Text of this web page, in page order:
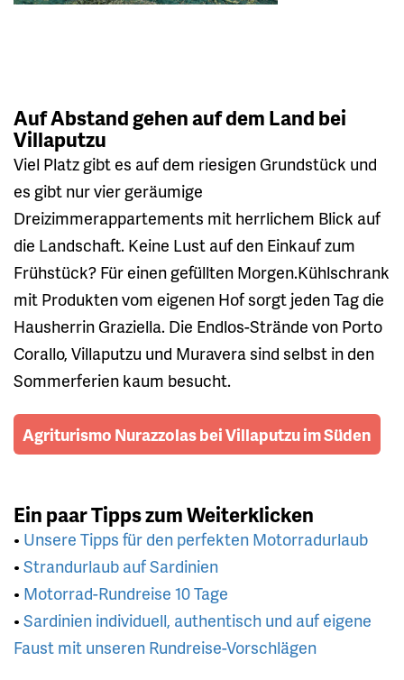
Auf Abstand gehen auf dem Land bei
Villaputzu
Viel Platz gibt es auf dem riesigen Grundstück und
es gibt nur vier geräumige
Dreizimmerappartements mit herrlichem Blick auf
die Landschaft. Keine Lust auf den Einkauf zum
Frühstück? Für einen gefüllten Morgen.Kühlschrank
mit Produkten vom eigenen Hof sorgt jeden Tag die
Hausherrin Graziella. Die Endlos-Strände von Porto
Corallo, Villaputzu und Muravera sind selbst in den
Sommerferien kaum besucht.
Agriturismo Nurazzolas bei Villaputzu im Süden
Ein paar Tipps zum Weiterklicken
• Unsere Tipps für den perfekten Motorradurlaub
• Strandurlaub auf Sardinien
• Motorrad-Rundreise 10 Tage
• Sardinien individuell, authentisch und auf eigene
Faust mit unseren Rundreise-Vorschlägen